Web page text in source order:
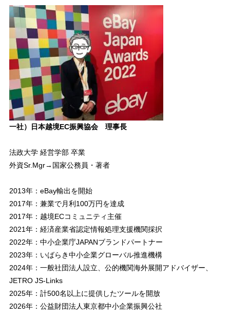
一社）日本越境EC振興協会 理事長
法政大学 経営学部 卒業
外資Sr.Mgr→国家公務員・著者
2013年：eBay輸出を開始
2017年：兼業で月利100万円を達成
2017年：越境ECコミュニティ主催
2021年：経済産業省認定情報処理支援機関採択
2022年：中小企業庁JAPANブランドパートナー
2023年：いばらき中小企業グローバル推進機構
2024年：一般社団法人設立、公的機関海外展開アドバイザー、
JETRO JS-Links
2025年：計500名以上に提供したツールを開放
2026年：公益財団法人東京都中小企業振興公社